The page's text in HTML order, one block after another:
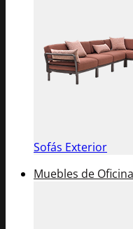
Sofás Exterior
Muebles de Oficina